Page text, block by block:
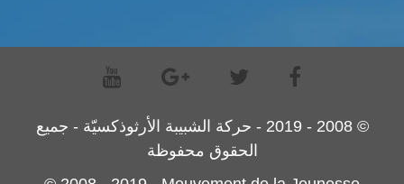
© 2008 - 2019 - حركة الشبيبة الأرثوذكسيّة - جميع
الحقوق محفوظة